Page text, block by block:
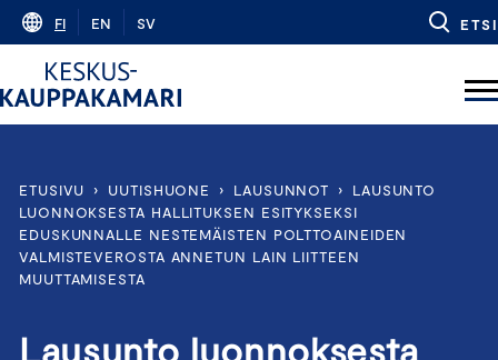
Skip
content
FI EN SV ETSI
ETUSIVU › UUTISHUONE › LAUSUNNOT ›
LAUSUNTO
LUONNOKSESTA HALLITUKSEN ESITYKSEKSI
EDUSKUNNALLE NESTEMÄISTEN POLTTOAINEIDEN
VALMISTEVEROSTA ANNETUN LAIN LIITTEEN
MUUTTAMISESTA
Lausunto luonnoksesta